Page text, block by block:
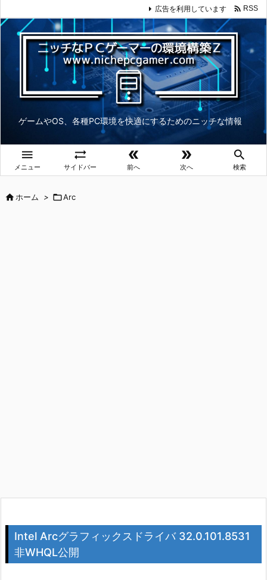
ゲームやOS、各種PC環境を快適にするためのニッチな情報

メニュー

サイドバー

前へ

次へ

検索
広告を利用しています  RSS
ホーム > Arc
Intel Arcグラフィックスドライバ 32.0.101.8531
非WHQL公開